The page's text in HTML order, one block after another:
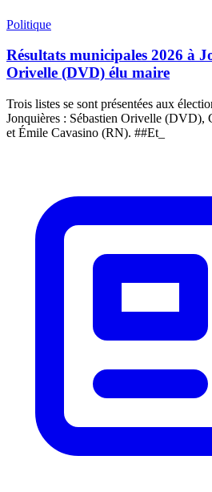
Politique
Résultats municipales 2026 à
Orivelle (DVD) élu maire
Trois listes se sont présentées aux
Jonquières : Sébastien Orivelle
et Émile Cavasino (RN). ##Et_